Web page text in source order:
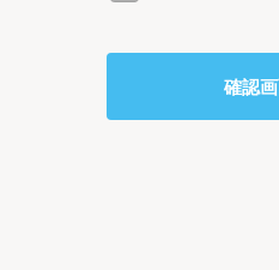
２．「本サービス」とは、当
確認